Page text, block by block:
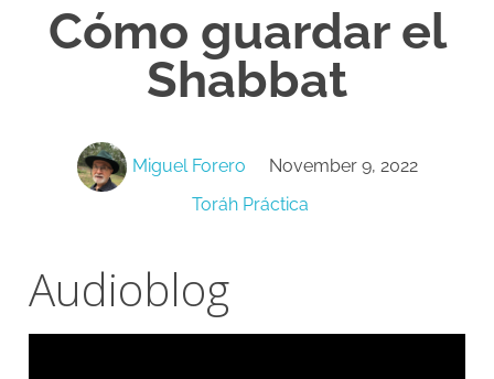
Cómo guardar el
Shabbat
Miguel Forero
November 9, 2022
Toráh Práctica
Audioblog